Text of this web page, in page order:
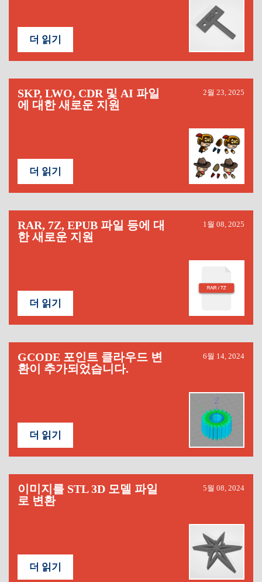
더 읽기
SKP, LWO, CDR 및 AI 파일
에 대한 새로운 지원
2월 23, 2025
더 읽기
RAR, 7Z, EPUB 파일 등에 대
한 새로운 지원
1월 08, 2025
더 읽기
GCODE 포인트 클라우드 변
환이 추가되었습니다.
6월 14, 2024
더 읽기
이미지를 STL 3D 모델 파일
로 변환
5월 08, 2024
더 읽기